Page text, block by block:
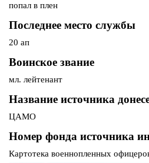
попал в плен
Последнее место службы
20 ап
Воинское звание
мл. лейтенант
Название источника
ЦАМО
Номер фонда источника
Картотека военнопленных